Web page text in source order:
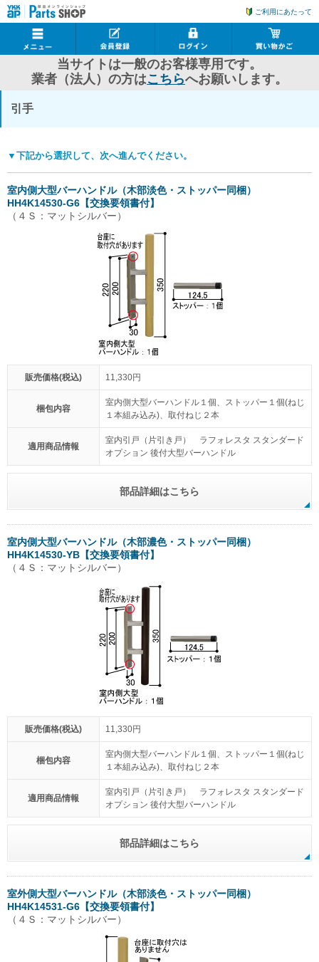
ご利用にあたって
当サイトは一般のお客様専用です。
業者（法人）の方はこちらへお願いします。
引手
▼下記から選択して、次へ進んでください。
室内側大型バーハンドル（木部淡色・ストッパー同梱）
HH4K14530-G6【交換要領書付】
（４Ｓ：マットシルバー）
販売価格(税込) 11,330円
梱包内容
室内側大型バーハンドル１個、ストッパー１個(ねじ
１本組み込み)、取付ねじ２本
適用商品情報
室内引戸（片引き戸） ラフォレスタ スタンダード
オプション 後付大型バーハンドル
部品詳細はこちら
室内側大型バーハンドル（木部濃色・ストッパー同梱）
HH4K14530-YB【交換要領書付】
（４Ｓ：マットシルバー）
販売価格(税込) 11,330円
梱包内容
室内側大型バーハンドル１個、ストッパー１個(ねじ
１本組み込み)、取付ねじ２本
適用商品情報
室内引戸（片引き戸） ラフォレスタ スタンダード
オプション 後付大型バーハンドル
部品詳細はこちら
室外側大型バーハンドル（木部淡色・ストッパー同梱）
HH4K14531-G6【交換要領書付】
（４Ｓ：マットシルバー）